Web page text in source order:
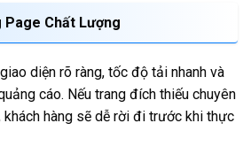
Page Chất Lượng
diện rõ ràng, tốc độ tải nhanh và
cáo. Nếu trang đích thiếu chuyên
hàng sẽ dễ rời đi trước khi thực